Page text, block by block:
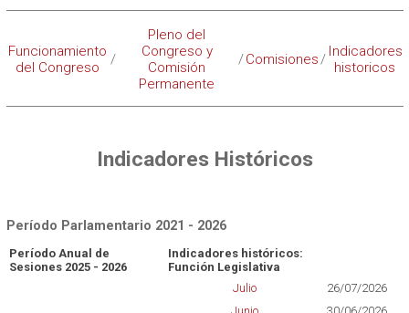
Funcionamiento
del Congreso
/
Pleno del
Congreso y
Comisión
Permanente
/Comisiones / Indicadores
historicos
Indicadores Históricos
Período Parlamentario 2021 - 2026
Período Anual de
Sesiones 2025 - 2026
Indicadores históricos:
Función Legislativa
Julio
26/07/2026